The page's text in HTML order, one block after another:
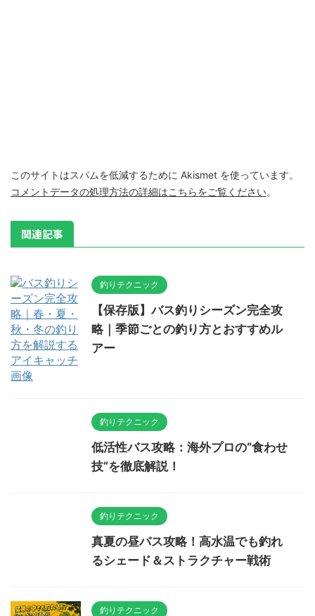
このサイトはスパムを低減するために Akismet を使っています。
コメントデータの処理方法の詳細はこちらをご覧ください。
関連記事
釣りテクニック
【保存版】バス釣りシーズン完全攻
略｜季節ごとの釣り方とおすすめル
アー
釣りテクニック
低活性バス攻略：海外プロの“食わせ
技”を徹底解説！
釣りテクニック
真夏の昼バス攻略！高水温でも釣れ
るシェード＆ストラクチャー戦術
釣りテクニック